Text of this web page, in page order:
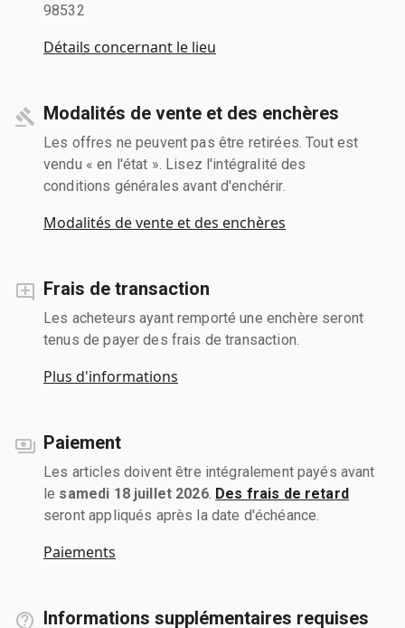
98532
Détails concernant le lieu
Modalités de vente et des enchères
Les offres ne peuvent pas être retirées. Tout est
vendu « en l'état ». Lisez l'intégralité des
conditions générales avant d'enchérir.
Modalités de vente et des enchères
Frais de transaction
Les acheteurs ayant remporté une enchère seront
tenus de payer des frais de transaction.
Plus d'informations
Paiement
Les articles doivent être intégralement payés avant
le samedi 18 juillet 2026. Des frais de retard
seront appliqués après la date d'échéance.
Paiements
Informations supplémentaires requises